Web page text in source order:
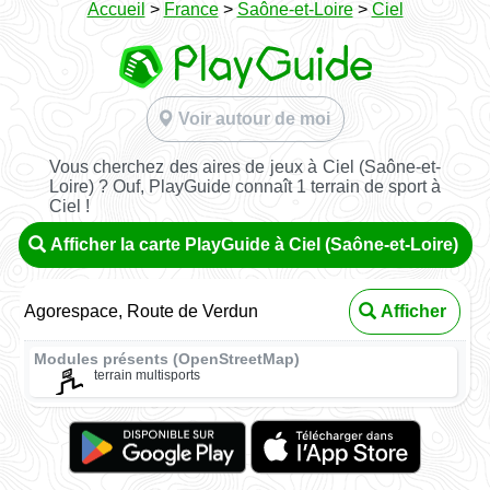
Accueil > France> Saône-et-Loire> Ciel
Voir autour de moi
Vous cherchez des aires de jeux à Ciel (Saône-et-
Loire) ? Ouf, PlayGuide connaît 1 terrain de sport à
Ciel !
Afficher la carte PlayGuide à Ciel (Saône-et-Loire)
Agorespace, Route de Verdun Afficher
Modules présents (OpenStreetMap)
terrain multisports